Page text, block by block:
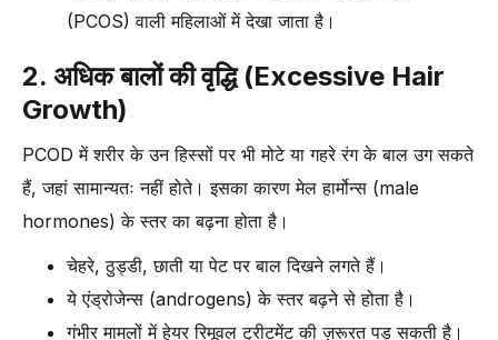
(PCOS) वाली महिलाओं में देखा जाता है।
2. अधिक बालों की वृद्धि (Excessive Hair
Growth)
PCOD में शरीर के उन हिस्सों पर भी मोटे या गहरे रंग के बाल उग सकते
हैं, जहां सामान्यतः नहीं होते। इसका कारण मेल हार्मोन्स (male
hormones) के स्तर का बढ़ना होता है।
चेहरे, ठुड्डी, छाती या पेट पर बाल दिखने लगते हैं।
ये एंड्रोजेन्स (androgens) के स्तर बढ़ने से होता है।
गंभीर मामलों में हेयर रिमूवल ट्रीटमेंट की ज़रूरत पड़ सकती है।